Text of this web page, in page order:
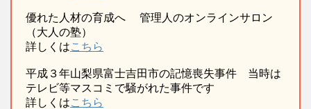
優れた人材の育成へ 管理人のオンラインサロン
（大人の塾）
詳しくはこちら
平成３年山梨県富士吉田市の記憶喪失事件 当時は
テレビ等マスコミで騒がれた事件です
詳しくはこちら